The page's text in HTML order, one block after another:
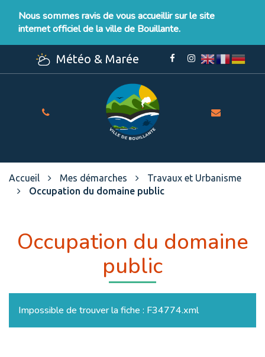
Nous sommes ravis de vous accueillir sur le site
internet officiel de la ville de Bouillante.
Météo & Marée
Lien
Facebook
Lien
Instagram
Site
officiel
de
de
Bouillante
Accueil Mes démarches
Travaux et Urbanisme
Occupation du domaine public
Occupation du domaine
public
Impossible de trouver la fiche : F34774.xml